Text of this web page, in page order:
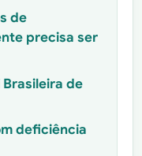
de
precisa ser
de
deficiência